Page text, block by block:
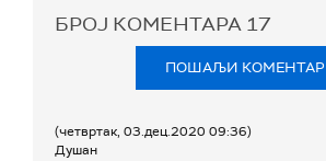
БРОЈ КОМЕНТАРА 17
ПОШАЉИ КОМЕНТАР
(четвртак, 03.дец.2020 09:36)
Душан